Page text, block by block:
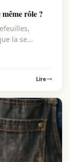
rôle ?
la se...
Lire